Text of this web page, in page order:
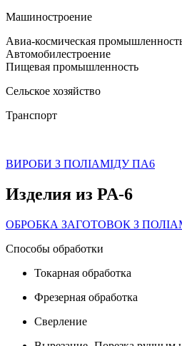
Машиностроение
Авиа-космическая
Автомобилестроение
Пищевая промышленность
Сельское хозяйство
Транспорт
ВИРОБИ З ПОЛІАМІДУ ПА6
Изделия из PA-6
ОБРОБКА ЗАГОТОВОК З
Способы обработки
Токарная обработка
Фрезерная обработка
Сверление